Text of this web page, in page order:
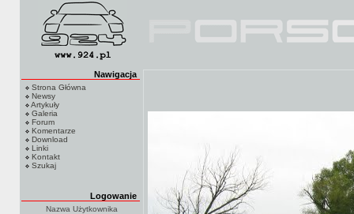
Nawigacja
Strona Główna
Newsy
Artykuły
Galeria
Forum
Komentarze
Download
Linki
Kontakt
Szukaj
Logowanie
Nazwa Użytkownika